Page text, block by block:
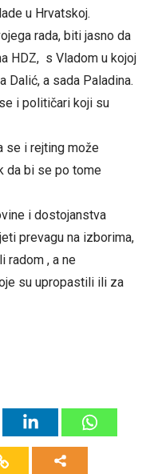
u Hrvatskoj.
rada, biti jasno da
HDZ, s Vladom u kojoj
Dalić, a sada Paladina.
i političari koji su
se i rejting može
da bi se po tome
i dostojanstva
prevagu na izborima,
radom , a ne
su upropastili ili za